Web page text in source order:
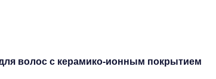
волос с керамико-ионным покрытием